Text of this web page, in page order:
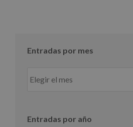
Entradas por mes
por
Entradas por año